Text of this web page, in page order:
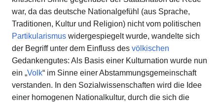
war, da das deutsche Nationalgefühl (aus Sprache,
Traditionen, Kultur und Religion) nicht vom politischen
Partikularismus widergespiegelt wurde, wandelte sich
der Begriff unter dem Einfluss des völkischen
Gedankengutes: Als Basis einer Kulturnation wurde nun
ein „Volk“ im Sinne einer Abstammungsgemeinschaft
verstanden. In den Sozialwissenschaften wird die Idee
einer homogenen Nationalkultur, durch die sich die